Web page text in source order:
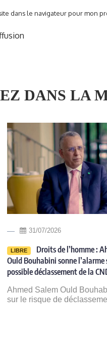
dans le navigateur pour mon
DANS LA
31/07/2026
LIBRE
Droits de l’homme :
Ould Bouhabini sonne l’alarme
possible déclassement de la
Ahmed Salem Ould
sur le risque de